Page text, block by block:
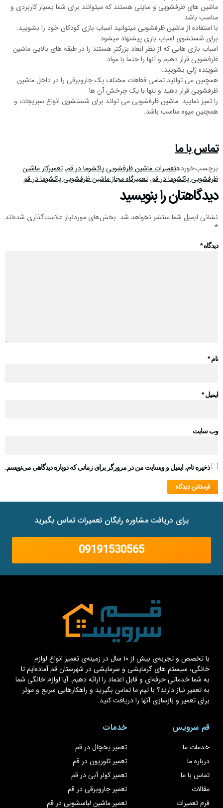
ماشین های ظرفشویی و سایلی هستند که میتوانند برای شما بسیار کاربردی و
مناسب باشد.
با استفاده از ماشین ظرفشویی میتوانید اسباب بازی کودکان خود را بشویید.
برای شستشوی اسباب بازی پیشنهاد میشود
اسباب بازی هایی که از نظر ابعاد بزرگتر هستند را در طبقه های بالایی ماشین
ظرفشویی قرار دهیم و آنها را حتماً با مواد
شوینده ژلی بشویید.
همچنین می توانید تمامی قطعات مختلف یک جاروبرقی را در داخل ماشین
ظرفشویی قرار دهید و تنها با یک چرخش آن ها
را تمیز نمایید. ماشین ظرفشویی می تواند برای شستشوی انواع سبزیجات و
همچنین میوه مناسب باشد.
تماس با ما
برچسب خوردهتعمیرات ماشین ظرفشویی پاکشوما در قم,تعمیرکار ماشین
ظرفشویی پاکشوما در قم,تعمیرگاه مجاز ماشین ظرفشویی پاکشوما در قم
دیدگاهتان را بنویسید
نشانی ایمیل شما منتشر نخواهد شد. بخش‌های موردنیاز علامت‌گذاری شده‌اند
*
دیدگاه*
نام*
ایمیل*
وب‌ سایت
ذخیره نام، ایمیل و وبسایت من در مرورگر برای زمانی که دوباره دیدگاهی می‌نویسم.
برای دریافت مشاوره رایگان تعمیرات تماس بگیرید
09191530565
با تخصص و تجربه‌ی بیش از ۱۰ سال در زمینه‌ی تعمیر انواع لوازم
خانگی، سیستم های گرمایشی و سرمایشی در شهرستان قم آماده‌ایم تا
به شما خدماتی حرفه‌ای و قابل اعتماد را ارائه دهیم. آیا لوازم خانگی شما
به تعمیر نیاز دارند؟ با تیم ما تماس بگیرید و راهکارهایی سریع و موثر
برای تعمیر و بازسازی آنها را دریافت کنید.
قم سرویس
خدمات ما
درباره ما
تماس با ما
مقالات
فرم تعمیرات
خدمات
تعمیر یخچال در قم
تعمیر تلوزیون در قم
تعمیر کولر آبی در قم
تعمیر جاروبرقی در قم
تعمیر ماشین لباسشویی در قم